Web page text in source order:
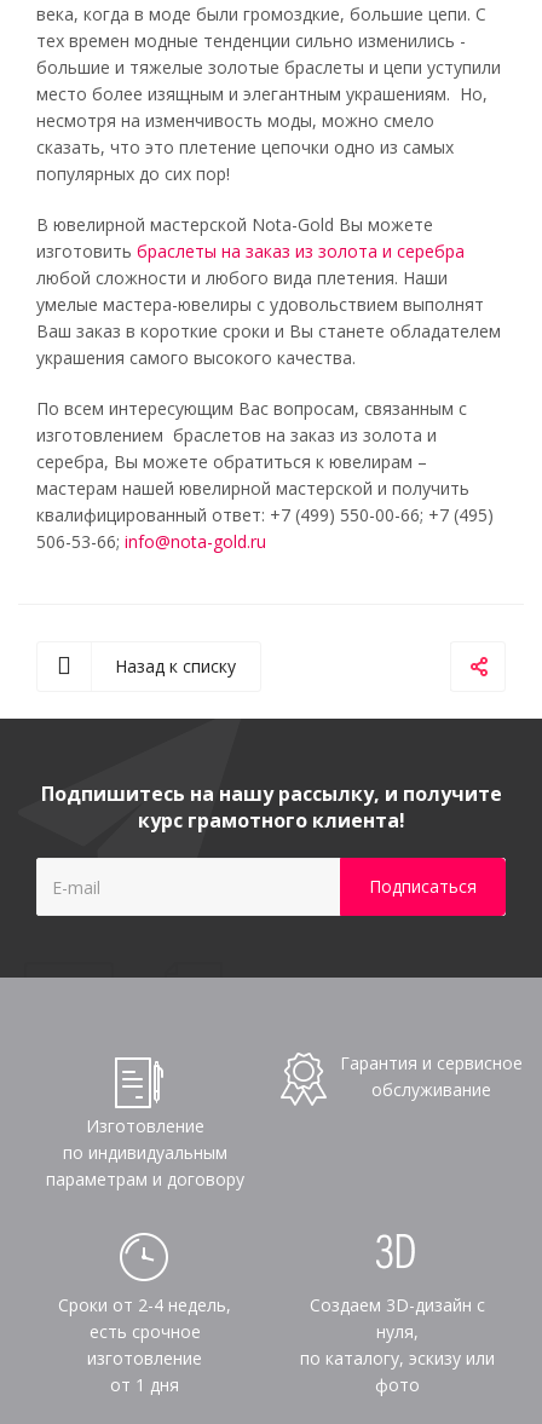
века, когда в моде были громоздкие, большие цепи. С
тех времен модные тенденции сильно изменились -
большие и тяжелые золотые браслеты и цепи уступили
место более изящным и элегантным украшениям. Но,
несмотря на изменчивость моды, можно смело
сказать, что это плетение цепочки одно из самых
популярных до сих пор!
В ювелирной мастерской Nota-Gold Вы можете
изготовить браслеты на заказ из золота и серебра
любой сложности и любого вида плетения. Наши
умелые мастера-ювелиры с удовольствием выполнят
Ваш заказ в короткие сроки и Вы станете обладателем
украшения самого высокого качества.
По всем интересующим Вас вопросам, связанным с
изготовлением браслетов на заказ из золота и
серебра, Вы можете обратиться к ювелирам –
мастерам нашей ювелирной мастерской и получить
квалифицированный ответ: +7 (499) 550-00-66; +7 (495)
506-53-66; info@nota-gold.ru
Назад к списку
Подпишитесь на нашу рассылку, и получите
курс грамотного клиента!
Изготовление
по индивидуальным
параметрам и договору
Гарантия и сервисное
обслуживание
Сроки от 2-4 недель,
есть срочное
изготовление
от 1 дня
Создаем 3D-дизайн с
нуля,
по каталогу, эскизу или
фото